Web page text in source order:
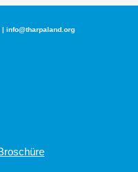
| info@tharpaland.org